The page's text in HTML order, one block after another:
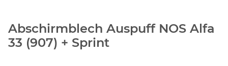
Abschirmblech Auspuff NOS Alfa
33 (907) + Sprint